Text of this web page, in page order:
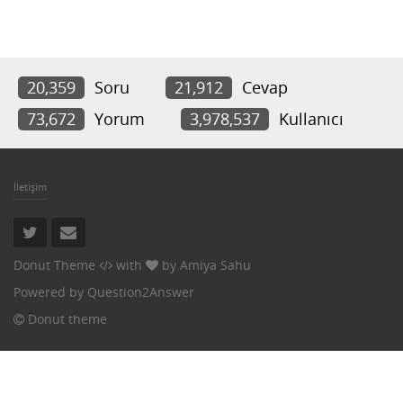
20,359 Soru 21,912
Cevap
73,672
Yorum 3,978,537 Kullanıcı
İletişim
Donut Theme with by Amiya Sahu
Powered by Question2Answer
Donut theme